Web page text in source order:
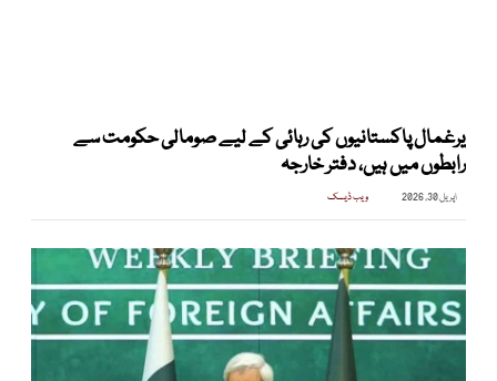
یرغمال پاکستانیوں کی رہائی کے لیے صومالی حکومت سے
رابطوں میں ہیں، دفتر خارجہ
اپریل 30, 2026 ویب ڈیسک